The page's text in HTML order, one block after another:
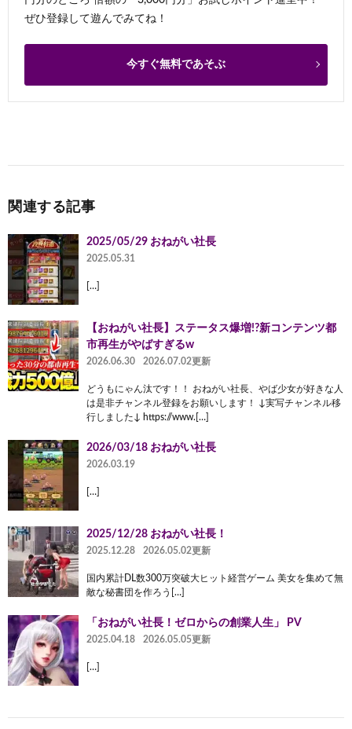
ぜひ登録して遊んでみてね！
今すぐ無料であそぶ
関連する記事
2025/05/29 おねがい社長
2025.05.31
[…]
【おねがい社長】ステータス爆増!?新コンテンツ都
市再生がやばすぎるw
2026.06.30 2026.07.02更新
どうもにゃん汰です！！ おねがい社長、やば少女が好きな人
は是非チャンネル登録をお願いします！ ↓実写チャンネル移
行しました↓ https://www.[…]
2026/03/18 おねがい社長
2026.03.19
[…]
2025/12/28 おねがい社長！
2025.12.28 2026.05.02更新
国内累計DL数300万突破大ヒット経営ゲーム ️美女を集めて無
敵な秘書団を作ろう[…]
「おねがい社長！ゼロからの創業人生」 PV
2025.04.18 2026.05.05更新
[…]